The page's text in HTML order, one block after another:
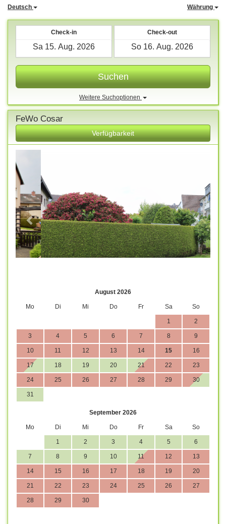
Deutsch Währung
Check-in Check-out
Suchen
Weitere Suchoptionen
FeWo Cosar
Verfügbarkeit
August 2026
Mo Di Mi Do Fr Sa So
1 2
3 4 5 6 7 8 9
10 11 12 13 14 15 16
17 18 19 20 21 22 23
24 25 26 27 28 29 30
31
September 2026
Mo Di Mi Do Fr Sa So
1 2 3 4 5 6
7 8 9 10 11 12 13
14 15 16 17 18 19 20
21 22 23 24 25 26 27
28 29 30